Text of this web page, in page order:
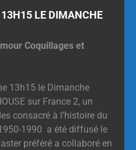
LE DIMANCHE
Coquillages et
13h15 le Dimanche
sur France 2, un
consacré à l’histoire du
1990 a été diffusé le
préféré a collaboré en